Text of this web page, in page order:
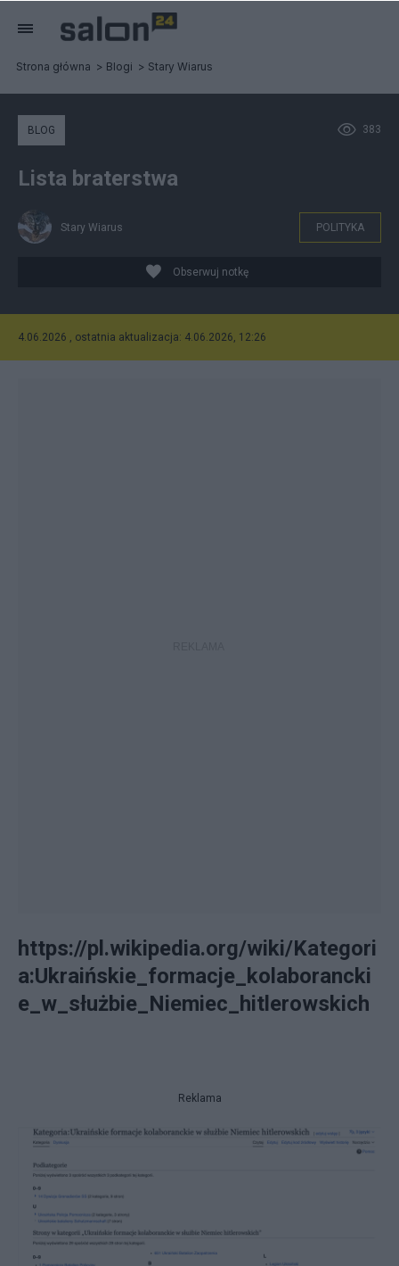
Strona główna Blogi Stary Wiarus
383
BLOG
Lista braterstwa
Stary Wiarus POLITYKA
Obserwuj notkę
4.06.2026 , ostatnia aktualizacja: 4.06.2026, 12:26
https://pl.wikipedia.org/wiki/Kategori
a:Ukraińskie_formacje_kolaborancki
e_w_służbie_Niemiec_hitlerowskich
Reklama